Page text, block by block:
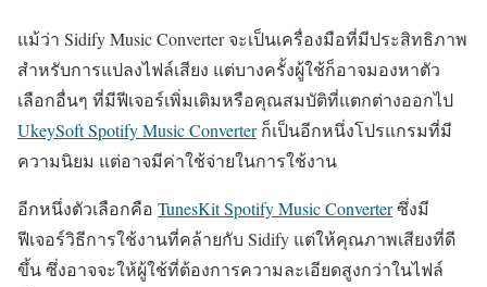
แม้ว่า Sidify Music Converter จะเป็นเครื่องมือที่มีประสิทธิภาพ
สำหรับการแปลงไฟล์เสียง แต่บางครั้งผู้ใช้ก็อาจมองหาตัว
เลือกอื่นๆ ที่มีฟีเจอร์เพิ่มเติมหรือคุณสมบัติที่แตกต่างออกไป
UkeySoft Spotify Music Converterก็เป็นอีกหนึ่งโปรแกรมที่มี
ความนิยม แต่อาจมีค่าใช้จ่ายในการใช้งาน
อีกหนึ่งตัวเลือกคือ TunesKit Spotify Music Converterซึ่งมี
ฟีเจอร์วิธีการใช้งานที่คล้ายกับ Sidify แต่ให้คุณภาพเสียงที่ดี
ขึ้น ซึ่งอาจจะให้ผู้ใช้ที่ต้องการความละเอียดสูงกว่าในไฟล์